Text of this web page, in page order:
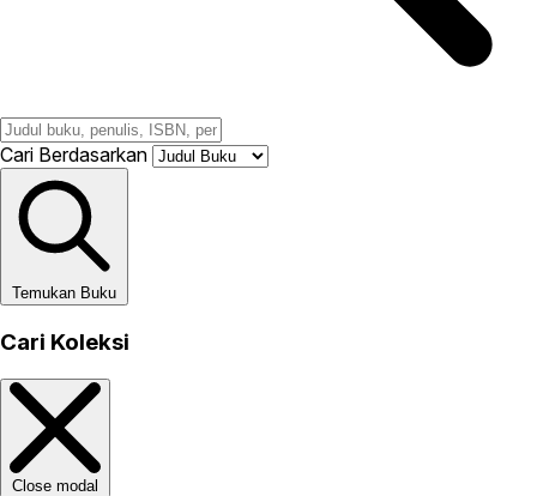
Cari Berdasarkan
Temukan Buku
Cari Koleksi
Close modal